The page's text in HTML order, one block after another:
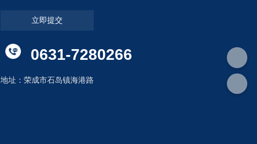
立即提交
0631-7280266
地址：荣成市石岛镇海港路